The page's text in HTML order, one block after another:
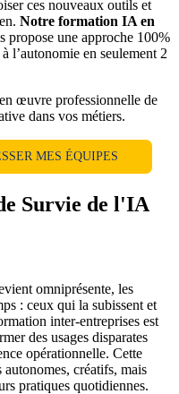
ces nouveaux outils et
Notre formation IA en
propose une approche 100%
l’autonomie en seulement 2
œuvre professionnelle de
dans vos métiers.
MES ÉQUIPES
Survie de l'IA
omniprésente, les
: ceux qui la subissent et
inter-entreprises est
des usages disparates
opérationnelle. Cette
créatifs, mais
pratiques quotidiennes.